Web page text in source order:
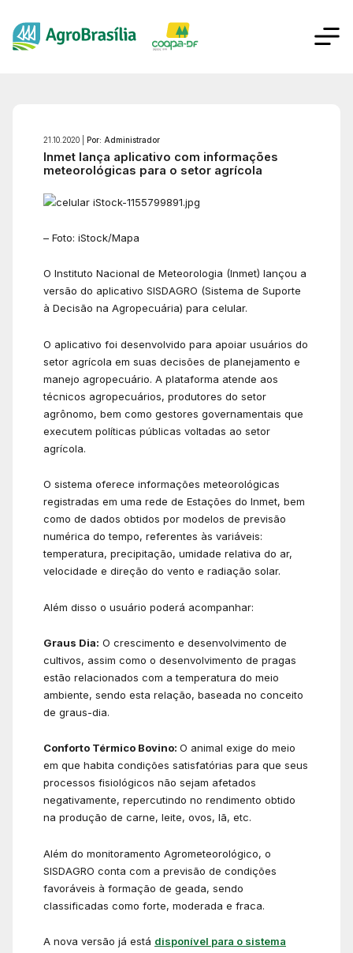
21.10.2020 | Por: Administrador
Inmet lança aplicativo com informações
meteorológicas para o setor agrícola
– Foto: iStock/Mapa
O Instituto Nacional de Meteorologia (Inmet) lançou a
versão do aplicativo SISDAGRO (Sistema de Suporte
à Decisão na Agropecuária) para celular.
O aplicativo foi desenvolvido para apoiar usuários do
setor agrícola em suas decisões de planejamento e
manejo agropecuário. A plataforma atende aos
técnicos agropecuários, produtores do setor
agrônomo, bem como gestores governamentais que
executem políticas públicas voltadas ao setor
agrícola.
O sistema oferece informações meteorológicas
registradas em uma rede de Estações do Inmet, bem
como de dados obtidos por modelos de previsão
numérica do tempo, referentes às variáveis:
temperatura, precipitação, umidade relativa do ar,
velocidade e direção do vento e radiação solar.
Além disso o usuário poderá acompanhar:
Graus Dia: O crescimento e desenvolvimento de
cultivos, assim como o desenvolvimento de pragas
estão relacionados com a temperatura do meio
ambiente, sendo esta relação, baseada no conceito
de graus-dia.
Conforto Térmico Bovino: O animal exige do meio
em que habita condições satisfatórias para que seus
processos fisiológicos não sejam afetados
negativamente, repercutindo no rendimento obtido
na produção de carne, leite, ovos, lã, etc.
Além do monitoramento Agrometeorológico, o
SISDAGRO conta com a previsão de condições
favoráveis à formação de geada, sendo
classificadas como forte, moderada e fraca.
A nova versão já está disponível para o sistema